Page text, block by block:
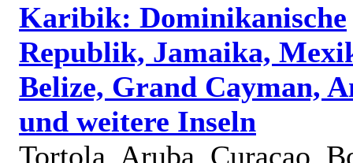
Karibik: Dominikanische
Republik, Jamaika,
Belize, Grand Cayman,
und weitere Inseln
Tortola, Aruba, Curacao,